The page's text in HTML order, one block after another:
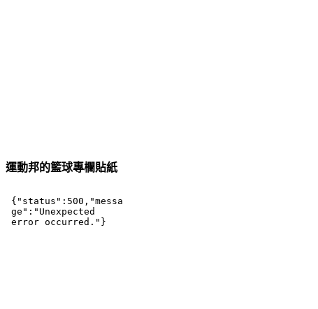
運動邦的籃球專欄貼紙